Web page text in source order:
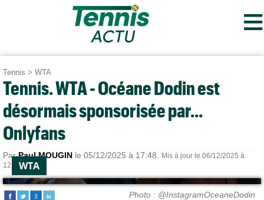
≡
Tennis > WTA
Tennis. WTA - Océane Dodin est
désormais sponsorisée par...
Onlyfans
ParPaul MOUGIN le 05/12/2025 à 17:48.
Mis à jour le 06/12/2025 à
12:32.WTA
Photo : @InstagramOceaneDodin